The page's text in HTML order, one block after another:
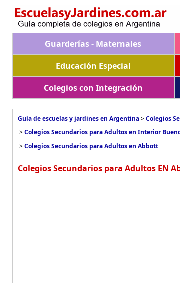
Guarderías - Maternales
Educación Especial
Colegios con Integración
Guía de escuelas y jardines en Argentina>Colegios
>Colegios Secundarios para Adultos en Interior
>Colegios Secundarios para Adultos en Abbott
Colegios Secundarios para Adultos EN